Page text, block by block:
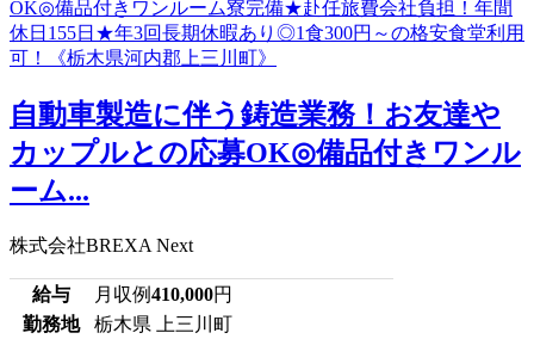
自動車製造に伴う鋳造業務！お友達や
カップルとの応募OK◎備品付きワンル
ーム...
株式会社BREXA Next
給与 月収例410,000円
勤務地
栃木県 上三川町